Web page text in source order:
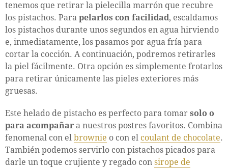
tenemos que retirar la pielecilla marrón que recubre
los pistachos. Para pelarlos con facilidad, escaldamos
los pistachos durante unos segundos en agua hirviendo
e, inmediatamente, los pasamos por agua fría para
cortar la cocción. A continuación, podremos retirarles
la piel fácilmente. Otra opción es simplemente frotarlos
para retirar únicamente las pieles exteriores más
gruesas.
Este helado de pistacho es perfecto para tomar solo o
para acompañar a nuestros postres favoritos. Combina
fenomenal con el brownie o con el coulant de chocolate.
También podemos servirlo con pistachos picados para
darle un toque crujiente y regado con sirope de